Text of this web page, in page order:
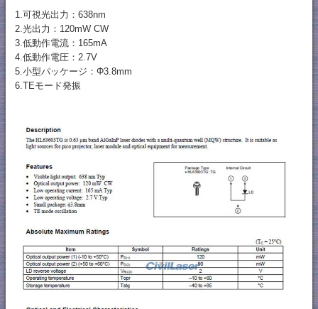
1.可視光出力：638nm
2.光出力：120mW CW
3.低動作電流：165mA
4.低動作電圧：2.7V
5.小型パッケージ：Φ3.8mm
6.TEモード発振